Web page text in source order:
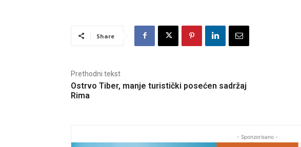
Share
Prethodni tekst
Ostrvo Tiber, manje turistički posećen sadržaj
Rima
- Sponzorisano -